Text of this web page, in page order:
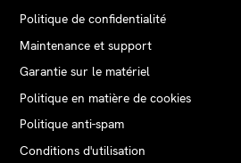
Politique de confidentialité
Maintenance et support
Garantie sur le matériel
Politique en matière de cookies
Politique anti-spam
Conditions d'utilisation